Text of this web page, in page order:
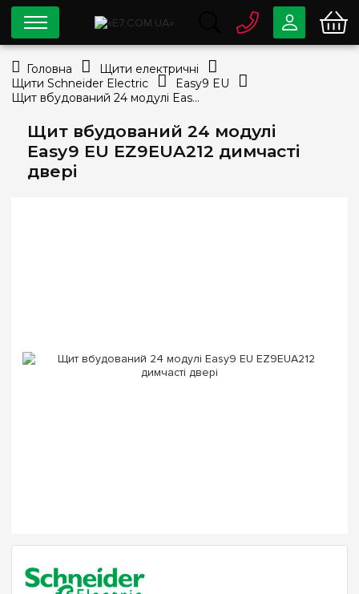
Щит вбудований 24 модулі
Easy9 EU EZ9EUA212 димчасті
двері
0 800
Безкоштовно
info@e7.com.ua
334-79-78
Viber Telegram
Головна
Щити електричні
Щити Schneider Electric
Easy9 EU
Щит вбудований 24 модулі Easy9 EU EZ9EUA212 димчасті двері